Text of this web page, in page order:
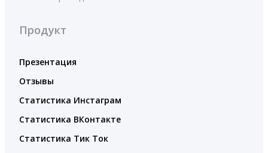
Продукт
Презентация
Отзывы
Статистика Инстаграм
Статистика ВКонтакте
Статистика Тик Ток